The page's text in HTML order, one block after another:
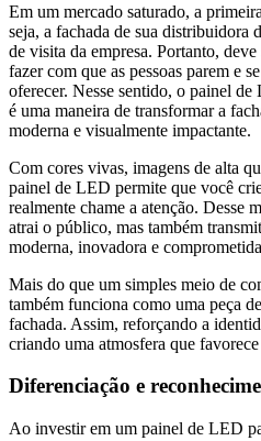
Em um mercado saturado, a
seja, a fachada de sua distribuidora
de visita da empresa. Portanto,
fazer com que as pessoas parem e
oferecer. Nesse sentido, o painel de
é uma maneira de transformar a
moderna e visualmente impactante.
Com cores vivas, imagens de alta
painel de LED permite que você
realmente chame a atenção. Desse
atrai o público, mas também
moderna, inovadora e
Mais do que um simples meio de
também funciona como uma peça
fachada. Assim, reforçando a
criando uma atmosfera que
Diferenciação e
Ao investir em um painel de LED